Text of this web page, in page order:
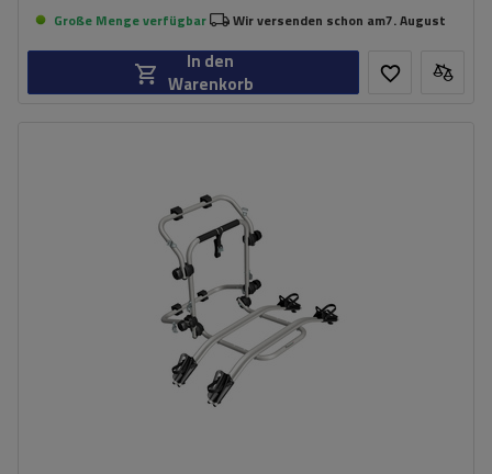
Große Menge verfügbar
Wir versenden schon am7. August
In den
Warenkorb
45 kg
kompatibel mit Elektrofahrrädern
Aluminiumkonstruktion